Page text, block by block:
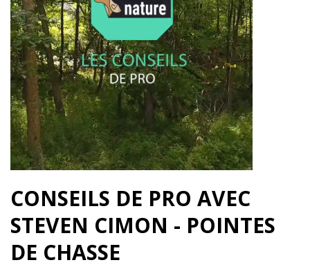
CONSEILS DE PRO AVEC
STEVEN CIMON - POINTES
DE CHASSE